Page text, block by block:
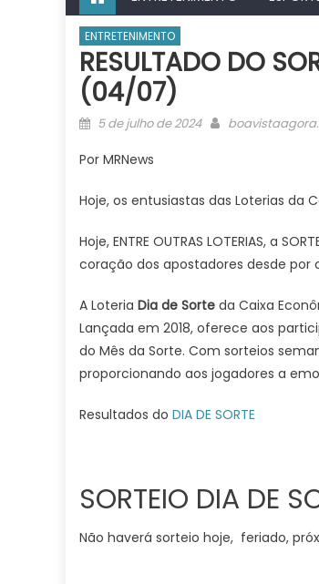
ENTRETENIMENTO
RESULTADO DO
(04/07)
Posted
5 de julho de 2024 Author
Por MRNews
Hoje, os entusiastas das Loterias da
Hoje, ENTRE OUTRAS LOTERIAS, a
coração dos apostadores desde
A Loteria Dia de Sorte da Caixa
Lançada em 2018, oferece aos
do Mês da Sorte. Com sorteios
proporcionando aos jogadores a
Resultados do DIA DE SORTE
SORTEIO DIA DE
Não haverá sorteio hoje, feriado,